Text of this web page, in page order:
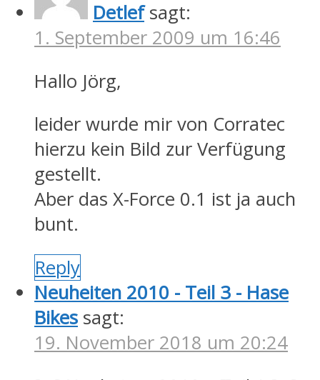
Detlef sagt:
1. September 2009 um 16:46
Hallo Jörg,
leider wurde mir von Corratec
hierzu kein Bild zur Verfügung
gestellt.
Aber das X-Force 0.1 ist ja auch
bunt.
Reply
Neuheiten 2010 - Teil 3 - Hase
Bikes sagt:
19. November 2018 um 20:24